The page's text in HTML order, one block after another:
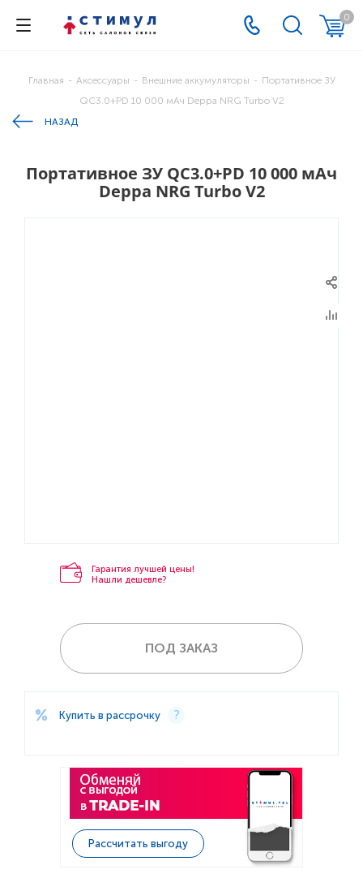
0
Главная - Аксессуары - Внешние аккумуляторы - Портативное ЗУ
QС3.0+PD 10 000 мАч Deppa NRG Turbo V2
НАЗАД
Портативное ЗУ QС3.0+PD 10 000 мАч
Deppa NRG Turbo V2
Гарантия лучшей цены!
Нашли дешевле?
ПОД ЗАКАЗ
Купить в рассрочку
Рассчитать выгоду